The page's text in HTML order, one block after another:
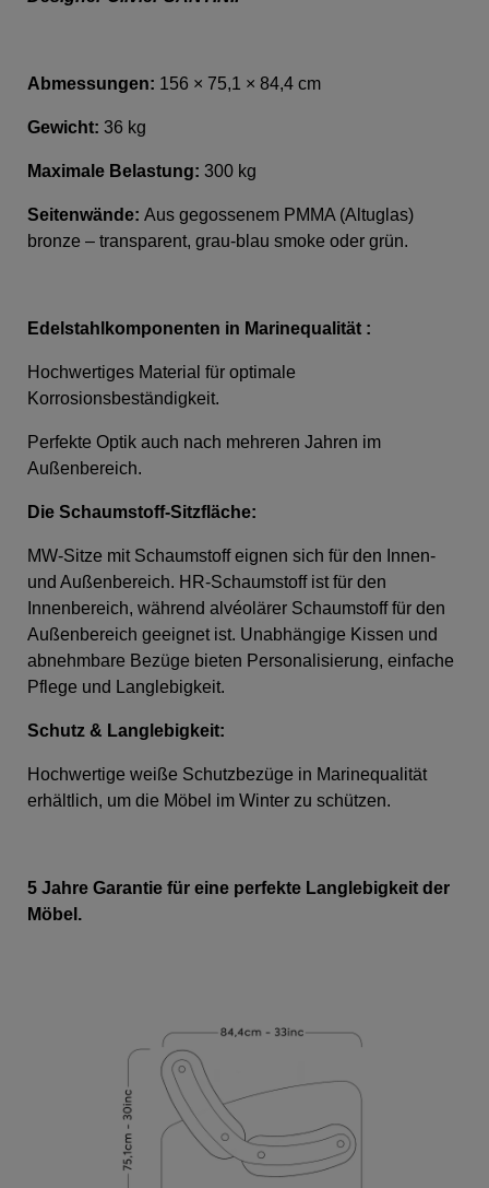
Abmessungen: 156 × 75,1 × 84,4 cm
Gewicht: 36 kg
Maximale Belastung: 300 kg
Seitenwände: Aus gegossenem PMMA (Altuglas)
bronze – transparent, grau-blau smoke oder grün.
Edelstahlkomponenten in Marinequalität :
Hochwertiges Material für optimale
Korrosionsbeständigkeit.
Perfekte Optik auch nach mehreren Jahren im
Außenbereich.
Die Schaumstoff-Sitzfläche:
MW-Sitze mit Schaumstoff eignen sich für den Innen-
und Außenbereich. HR-Schaumstoff ist für den
Innenbereich, während alvéolärer Schaumstoff für den
Außenbereich geeignet ist. Unabhängige Kissen und
abnehmbare Bezüge bieten Personalisierung, einfache
Pflege und Langlebigkeit.
Schutz & Langlebigkeit:
Hochwertige weiße Schutzbezüge in Marinequalität
erhältlich, um die Möbel im Winter zu schützen.
5 Jahre Garantie für eine perfekte Langlebigkeit der
Möbel.